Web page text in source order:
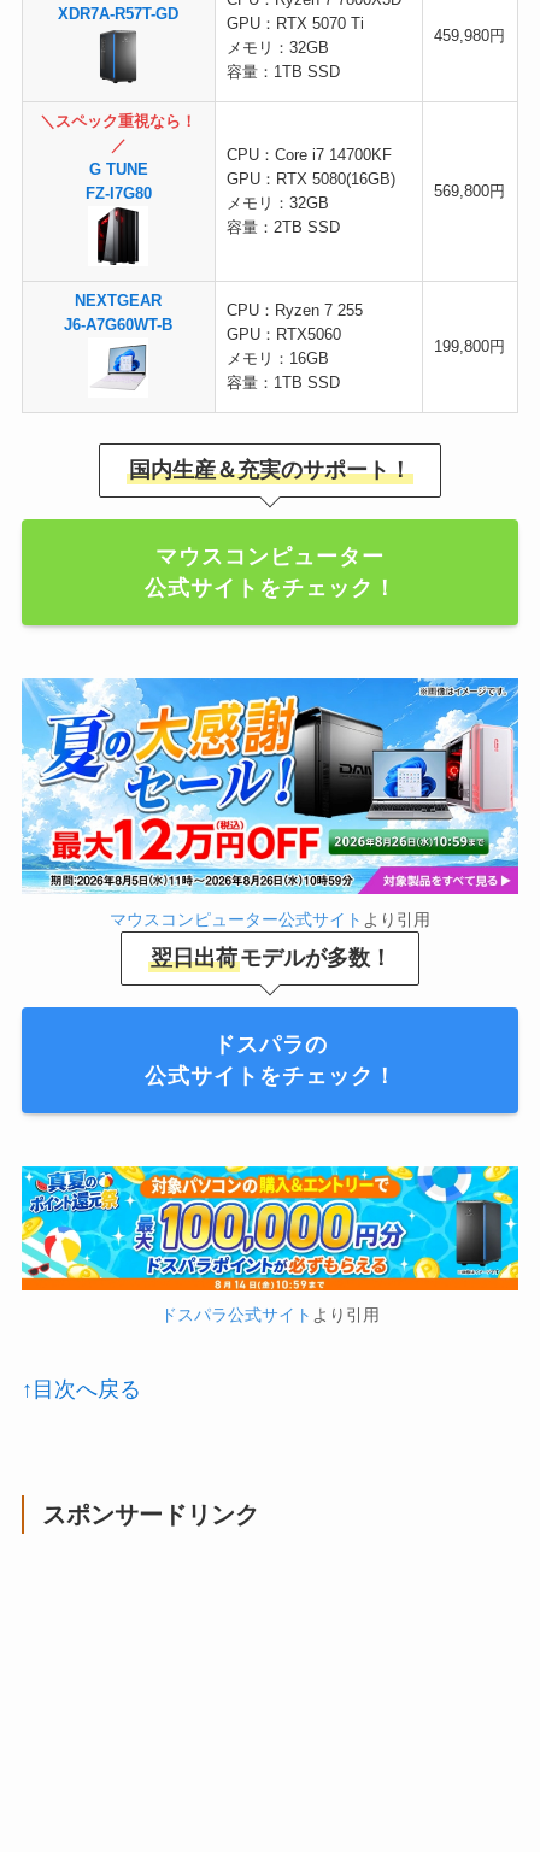
XDR7A-R57T-GD
GPU：RTX 5070 Ti
メモリ：32GB
容量：1TB SSD
459,980円
＼スペック重視なら！
／
G TUNE
FZ-I7G80
CPU：Core i7 14700KF
GPU：RTX 5080(16GB)
メモリ：32GB
容量：2TB SSD
569,800円
NEXTGEAR
J6-A7G60WT-B
CPU：Ryzen 7 255
GPU：RTX5060
メモリ：16GB
容量：1TB SSD
199,800円
国内生産＆充実のサポート！
マウスコンピューター
公式サイトをチェック！
マウスコンピューター公式サイト より引用
翌日出荷モデルが多数！
ドスパラの
公式サイトをチェック！
ドスパラ公式サイト より引用
↑目次へ戻る
スポンサードリンク